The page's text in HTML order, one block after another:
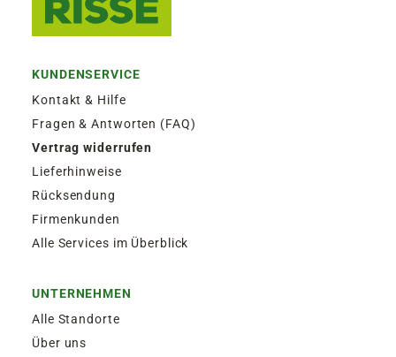
KUNDENSERVICE
Kontakt & Hilfe
Fragen & Antworten (FAQ)
Vertrag widerrufen
Lieferhinweise
Rücksendung
Firmenkunden
Alle Services im Überblick
UNTERNEHMEN
Alle Standorte
Über uns